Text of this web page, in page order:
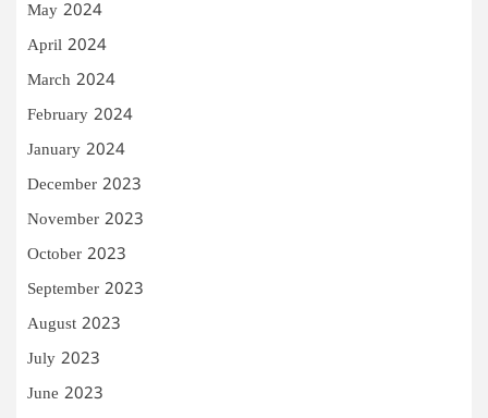
May 2024
April 2024
March 2024
February 2024
January 2024
December 2023
November 2023
October 2023
September 2023
August 2023
July 2023
June 2023